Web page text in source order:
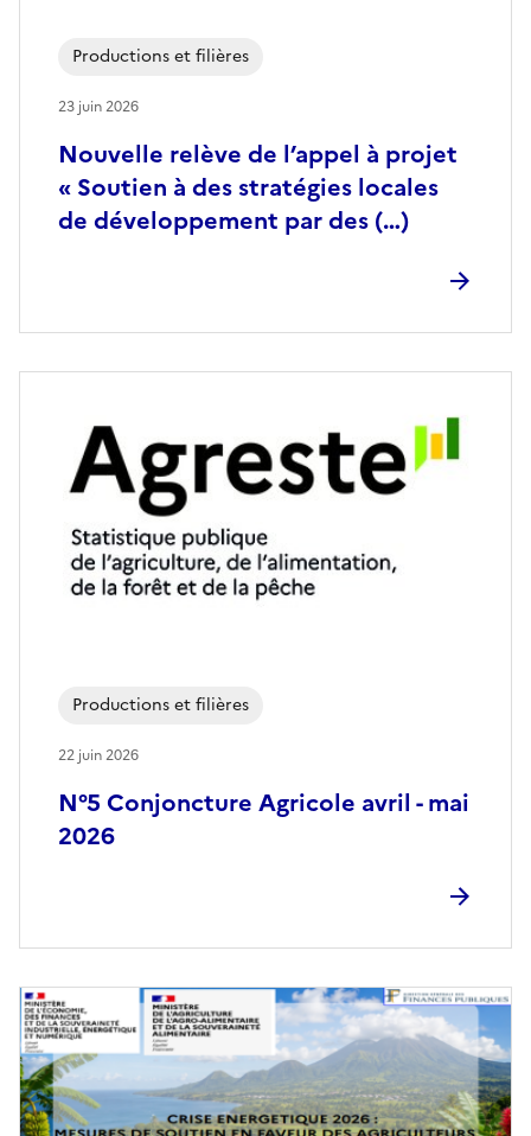
Nouvelle relève de l’appel à projet
« Soutien à des stratégies locales
de développement par des (…)
Productions et filières
23 juin 2026
N°5 Conjoncture Agricole avril - mai
2026
Productions et filières
22 juin 2026